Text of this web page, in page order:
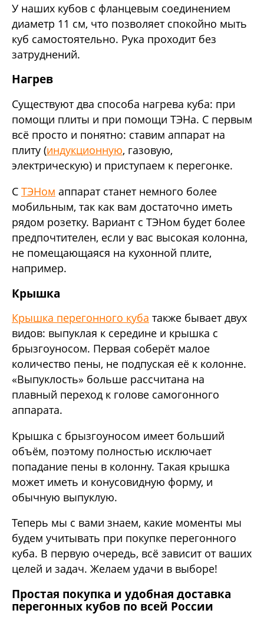
У наших кубов с фланцевым соединением
диаметр 11 см, что позволяет спокойно мыть
куб самостоятельно. Рука проходит без
затруднений.
Нагрев
Существуют два способа нагрева куба: при
помощи плиты и при помощи ТЭНа. С первым
всё просто и понятно: ставим аппарат на
плиту (индукционную, газовую,
электрическую) и приступаем к перегонке.
С ТЭНом аппарат станет немного более
мобильным, так как вам достаточно иметь
рядом розетку. Вариант с ТЭНом будет более
предпочтителен, если у вас высокая колонна,
не помещающаяся на кухонной плите,
например.
Крышка
Крышка перегонного куба также бывает двух
видов: выпуклая к середине и крышка с
брызгоуносом. Первая соберёт малое
количество пены, не подпуская её к колонне.
«Выпуклость» больше рассчитана на
плавный переход к голове самогонного
аппарата.
Крышка с брызгоуносом имеет больший
объём, поэтому полностью исключает
попадание пены в колонну. Такая крышка
может иметь и конусовидную форму, и
обычную выпуклую.
Теперь мы с вами знаем, какие моменты мы
будем учитывать при покупке перегонного
куба. В первую очередь, всё зависит от ваших
целей и задач. Желаем удачи в выборе!
Простая покупка и удобная доставка
перегонных кубов по всей России